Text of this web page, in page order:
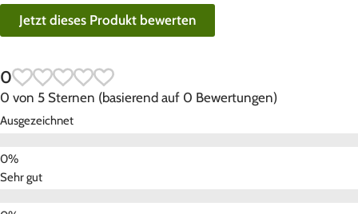
Jetzt dieses Produkt bewerten
0
0 von 5 Sternen (basierend auf 0 Bewertungen)
Ausgezeichnet
Sehr gut